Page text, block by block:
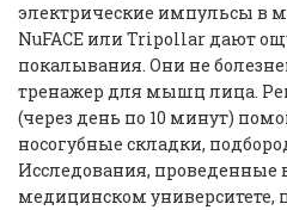
электрические импульсы в
NuFACE или Tripollarдают
покалывания. Они не
тренажер для мышц лица.
(через день по 10 минут)
носогубные складки,
Исследования, проведенные
медицинском университете,